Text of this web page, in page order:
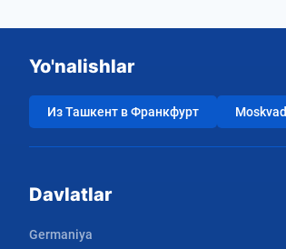
Yo'nalishlar
Из Ташкент в Франкфурт
Davlatlar
Germaniya